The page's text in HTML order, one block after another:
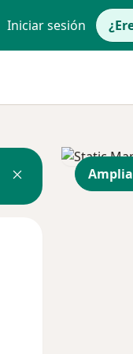
Iniciar sesión